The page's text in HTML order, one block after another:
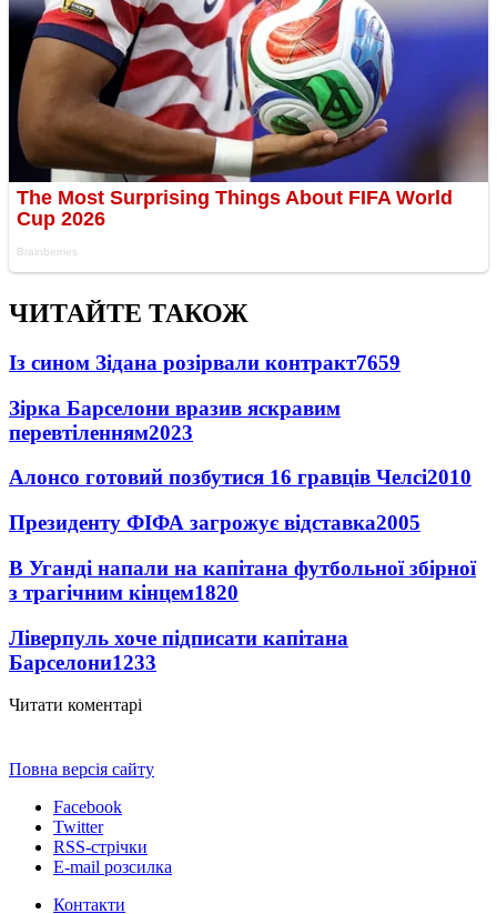
ЧИТАЙТЕ ТАКОЖ
Із сином Зідана розірвали контракт7659
Зірка Барселони вразив яскравим
перевтіленням2023
Алонсо готовий позбутися 16 гравців Челсі2010
Президенту ФІФА загрожує відставка2005
В Уганді напали на капітана футбольної збірної
з трагічним кінцем1820
Ліверпуль хоче підписати капітана
Барселони1233
Читати коментарі
Повна версія сайту
Facebook
Twitter
RSS-стрічки
E-mail розсилка
Контакти